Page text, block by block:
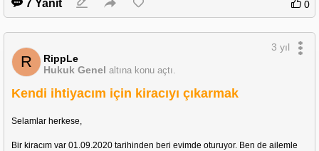
7 Yanıt 0
R
RippLe
Hukuk Genel altına konu açtı.
3 yıl
Kendi ihtiyacım için kiracıyı çıkarmak
Selamlar herkese,
Bir kiracım var 01.09.2020 tarihinden beri evimde oturuyor. Ben de ailemle